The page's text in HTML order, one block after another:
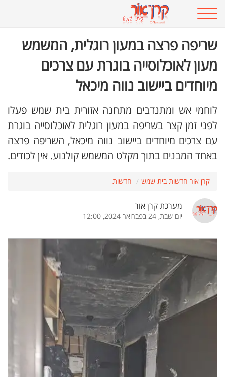
שריפה פרצה במעון רוגלית, המשמש
מעון לאוכלוסייה בוגרת עם צרכים
מיוחדים ביישוב נווה מיכאל
לוחמי אש ומתנדבים מתחנה אזורית בית שמש פעלו
לפני זמן קצר בשריפה במעון רוגלית לאוכלוסייה בוגרת
עם צרכים מיוחדים ביישוב נווה מיכאל, השריפה פרצה
באחד המבנים בתוך מקלט המשמש קולנוע. אין לכודים.
קרן אור חדשות בית שמש חדשות
מערכת קרן אור
יום שבת, 24 בפברואר 2024, 12:00